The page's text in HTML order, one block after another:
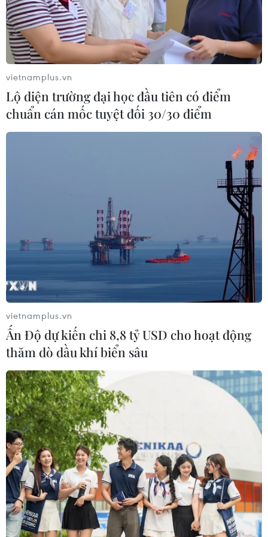
vietnamplus.vn
Lộ diện trường đại học đầu tiên có điểm
chuẩn cán mốc tuyệt đối 30/30 điểm
vietnamplus.vn
Ấn Độ dự kiến chi 8,8 tỷ USD cho hoạt động
thăm dò dầu khí biển sâu